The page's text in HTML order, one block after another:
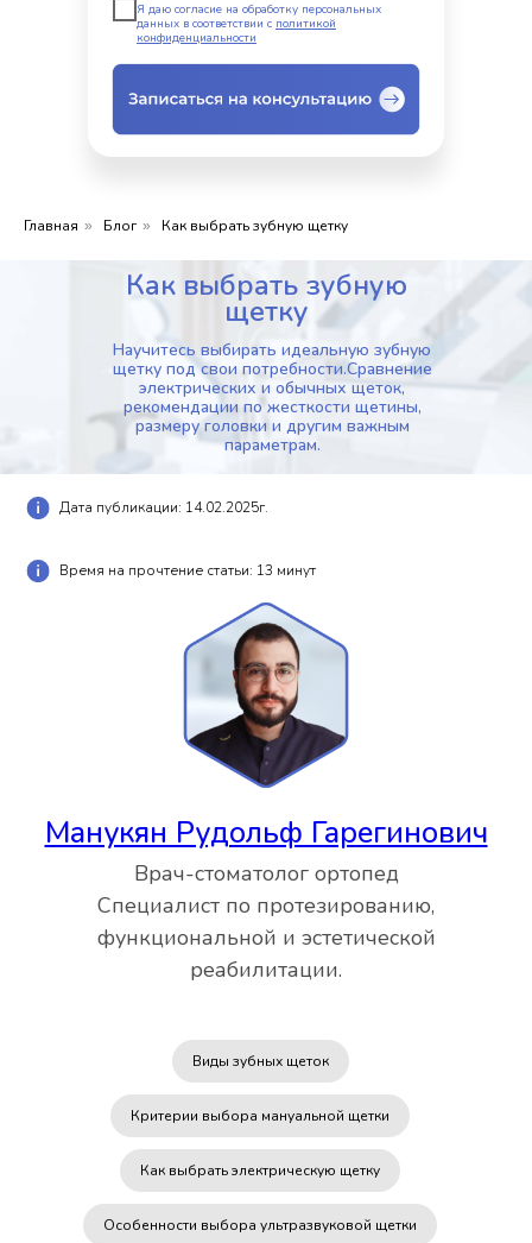
Я даю согласие на обработку персональных
данных в соответствии с политикой
конфиденциальности
Главная » Блог » Как выбрать зубную щетку
Как выбрать зубную
щетку
Научитесь выбирать идеальную зубную
щетку под свои потребности.Сравнение
электрических и обычных щеток,
рекомендации по жесткости щетины,
размеру головки и другим важным
параметрам.
Дата публикации: 14.02.2025г.
Время на прочтение статьи: 13 минут
Манукян Рудольф Гарегинович
Врач-стоматолог ортопед
Специалист по протезированию,
функциональной и эстетической
реабилитации.
Виды зубных щеток
Критерии выбора мануальной щетки
Как выбрать электрическую щетку
Особенности выбора ультразвуковой щетки